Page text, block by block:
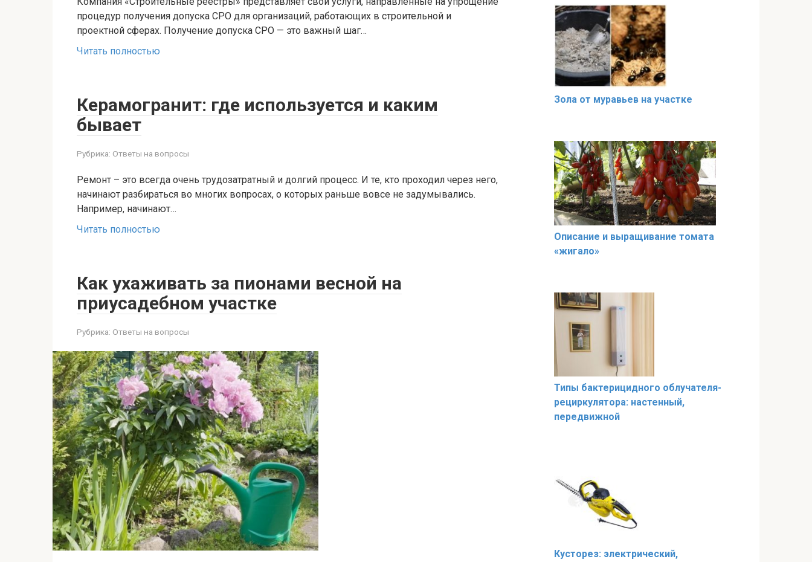
процедур получения допуска СРО для организаций, работающих в строительной и
проектной сферах. Получение допуска СРО — это важный шаг…
Читать полностью
Керамогранит: где используется и каким
бывает
Рубрика: Ответы на вопросы
Ремонт – это всегда очень трудозатратный и долгий процесс. И те, кто проходил через него,
начинают разбираться во многих вопросах, о которых раньше вовсе не задумывались.
Например, начинают…
Читать полностью
Как ухаживать за пионами весной на
приусадебном участке
Рубрика: Ответы на вопросы
Зола от муравьев на участке
Описание и выращивание томата
«жигало»
Типы бактерицидного облучателя-
рециркулятора: настенный,
передвижной
Кусторез: электрический,